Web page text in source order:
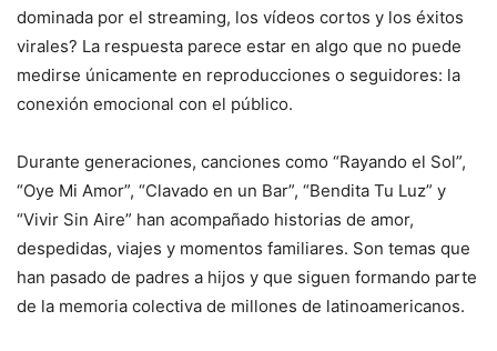
dominada por el streaming, los vídeos cortos y los éxitos
virales? La respuesta parece estar en algo que no puede
medirse únicamente en reproducciones o seguidores: la
conexión emocional con el público.
Durante generaciones, canciones como “Rayando el Sol”,
“Oye Mi Amor”, “Clavado en un Bar”, “Bendita Tu Luz” y
“Vivir Sin Aire” han acompañado historias de amor,
despedidas, viajes y momentos familiares. Son temas que
han pasado de padres a hijos y que siguen formando parte
de la memoria colectiva de millones de latinoamericanos.